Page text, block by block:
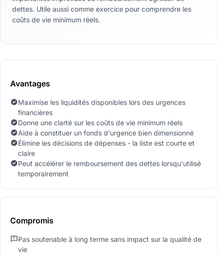
dettes. Utile aussi comme exercice pour comprendre les
coûts de vie minimum réels.
Avantages
Maximise les liquidités disponibles lors des urgences
financières
Donne une clarté sur les coûts de vie minimum réels
Aide à constituer un fonds d'urgence bien dimensionné
Élimine les décisions de dépenses - la liste est courte et
claire
Peut accélérer le remboursement des dettes lorsqu'utilisé
temporairement
Compromis
Pas soutenable à long terme sans impact sur la qualité de
vie